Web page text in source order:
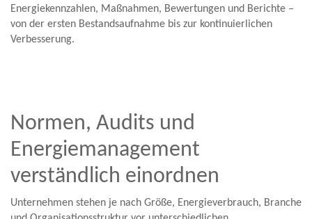
Energiekennzahlen, Maßnahmen, Bewertungen und Berichte –
von der ersten Bestandsaufnahme bis zur kontinuierlichen
Verbesserung.
Normen, Audits und
Energiemanagement
verständlich einordnen
Unternehmen stehen je nach Größe, Energieverbrauch, Branche